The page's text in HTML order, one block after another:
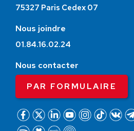
75327 Paris Cedex 07
Nous joindre
01.84.16.02.24
Nous contacter
PAR FORMULAIRE